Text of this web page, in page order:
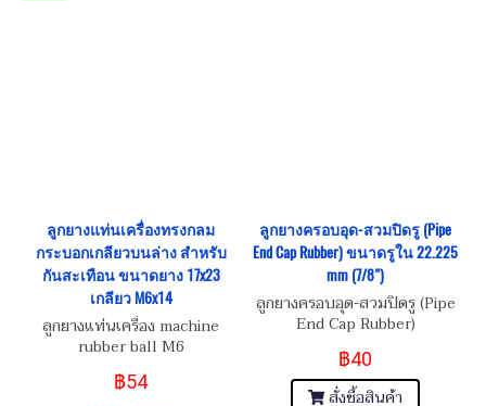
ลูกยางแท่นเครื่องทรงกลม
กระบอกเกลียวบนล่าง สำหรับ
กันสะเทือน ขนาดยาง 17x23
เกลียว M6x14
ลูกยางแท่นเครื่อง machine
rubber ball M6
฿54
ลูกยางครอบอุด-สวมปิดรู (Pipe
End Cap Rubber) ขนาดรูใน 22.225
mm (7/8")
ลูกยางครอบอุด-สวมปิดรู (Pipe
End Cap Rubber)
฿40
สั่งซื้อสินค้า